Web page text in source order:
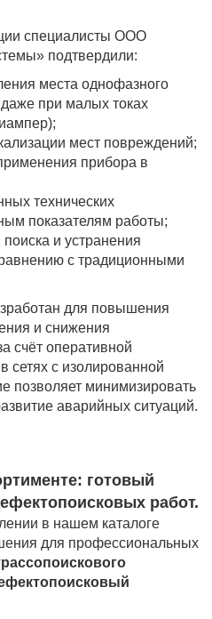
специалисты ООО
подтвердили:
места однофазного
при малых токах
мест повреждений;
прибора в
технических
показателям работы;
и устранения
с традиционными
для повышения
и снижения
счёт оперативной
сетях с изолированной
позволяет минимизировать
аварийных ситуаций.
готовый
работ.
в нашем каталоге
для профессиональных